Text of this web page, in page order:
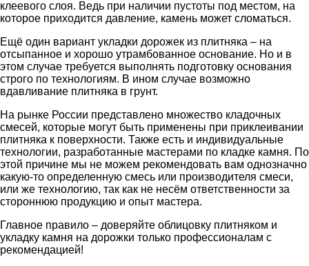
клеевого слоя. Ведь при наличии пустоты под местом, на
которое приходится давление, камень может сломаться.
Ещё один вариант укладки дорожек из плитняка – на
отсыпанное и хорошо утрамбованное основание. Но и в
этом случае требуется выполнять подготовку основания
строго по технологиям. В ином случае возможно
вдавливание плитняка в грунт.
На рынке России представлено множество кладочных
смесей, которые могут быть применены при приклеивании
плитняка к поверхности. Также есть и индивидуальные
технологии, разработанные мастерами по кладке камня. По
этой причине мы не можем рекомендовать вам однозначно
какую-то определенную смесь или производителя смеси,
или же технологию, так как не несём ответственности за
стороннюю продукцию и опыт мастера.
Главное правило – доверяйте облицовку плитняком и
укладку камня на дорожки только профессионалам с
рекомендацией!